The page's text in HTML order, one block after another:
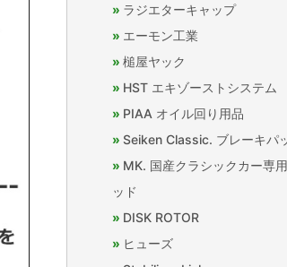
ラジエターキャップ
エーモン工業
槌屋ヤック
HST エキゾーストシステム
PIAA オイル回り用品
Seiken Classic. ブレーキパ
MK. 国産クラシックカー専
ッド
DISK ROTOR
ヒューズ